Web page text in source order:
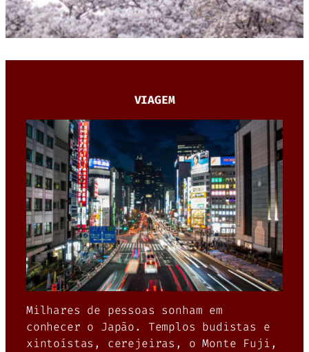
VIAGEM
Milhares de pessoas sonham em
conhecer o Japão. Templos budistas e
xintoístas, cerejeiras, o Monte Fuji,